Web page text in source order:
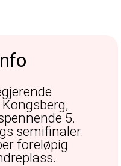
5.
semifinaler.
foreløpig